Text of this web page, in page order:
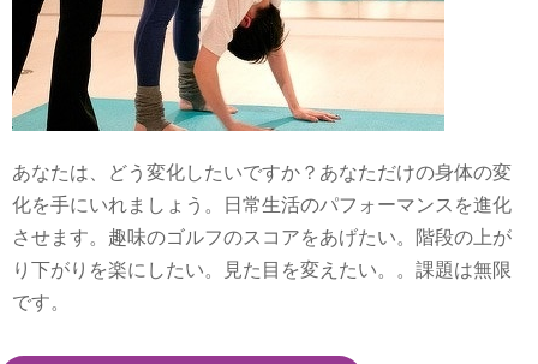
あなたは、どう変化したいですか？あなただけの身体の変
化を手にいれましょう。日常生活のパフォーマンスを進化
させます。趣味のゴルフのスコアをあげたい。階段の上が
り下がりを楽にしたい。見た目を変えたい。。課題は無限
です。